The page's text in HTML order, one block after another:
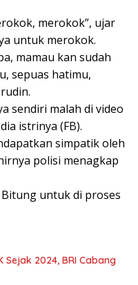
merokok”, ujar
untuk merokok.
mamau kan sudah
sepuas hatimu,
sendiri malah di video
istrinya (FB).
simpatik oleh
polisi menagkap
untuk di proses
Sejak 2024, BRI Cabang